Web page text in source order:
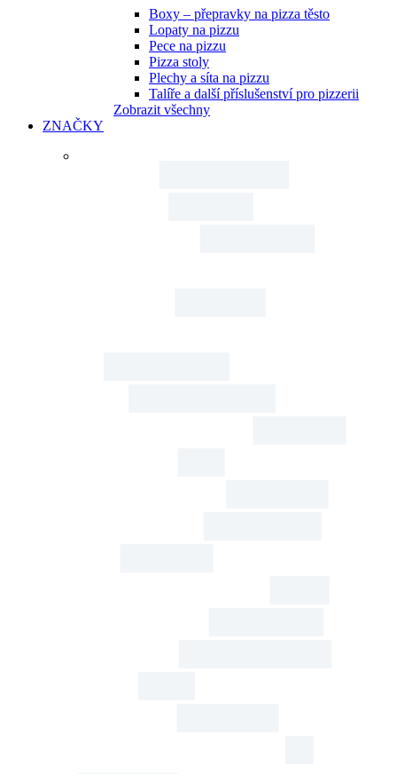
Pece na pizzu
Pizza stoly
Plechy a síta na pizzu
Talíře a další příslušenství pro pizzerii
Zobrazit všechny